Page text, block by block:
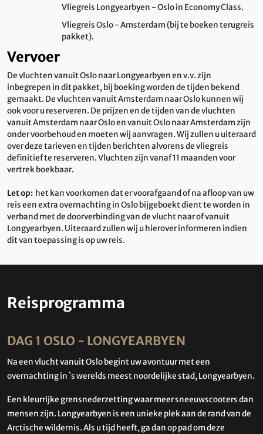
Vliegreis Longyearbyen - Oslo in Economy Class.
Vliegreis Oslo - Amsterdam (bij te boeken terugreis
pakket).
Vervoer
De vluchten vanuit Oslo naar Longyearbyen en v.v. zijn
inbegrepen in dit pakket, bij boeking worden de tijden bekend
gemaakt. De vluchten vanuit Amsterdam naar Oslo kunnen wij
ook voor u reserveren. De prijzen en de tijden van de vluchten
vanuit Amsterdam naar Oslo en vanuit Oslo naar Amsterdam zijn
onder voorbehoud en moeten wij aanvragen. Wij zullen u uiteraard
over deze tarieven en tijden berichten alvorens de vliegreis
definitief te reserveren. Vluchten zijn vanaf 11 maanden voor
vertrek boekbaar.
Let op: het kan voorkomen dat er voorafgaand of na afloop van uw
reis een extra overnachting in Oslo bijgeboekt dient te worden in
verband met de doorverbinding van de vlucht naar of vanuit
Longyearbyen. Uiteraard zullen wij u hierover informeren indien
dit van toepassing is op uw reis.
Reisprogramma
DAG 1 OSLO - LONGYEARBYEN
Na een vlucht vanuit Oslo begint uw avontuur met een
overnachting in `s werelds meest noordelijke stad, Longyearbyen.
Een kleurrijke grensnederzetting waar meer sneeuwscooters dan
mensen zijn. Longyearbyen is een unieke plek aan de rand van de
Arctische wildernis. Als u tijd heeft, ga dan op pad om deze